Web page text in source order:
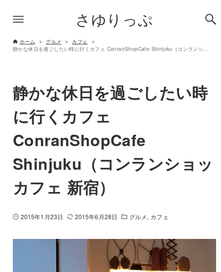
さゆりっぷ
ホーム グルメ
カフェ
静かな休日を過ごしたい時に行くカフェ ConranShopCafe Shinjuku（コンランショッカフェ 新宿）
静かな休日を過ごしたい時
に行くカフェ
ConranShopCafe
Shinjuku（コンランショッ
カフェ 新宿）
2015年1月23日 2015年6月28日 グルメ カフェ